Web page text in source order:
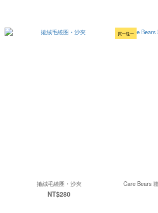
捲絨毛繞圈・沙夾
NT$280
買一送一
Care Bears